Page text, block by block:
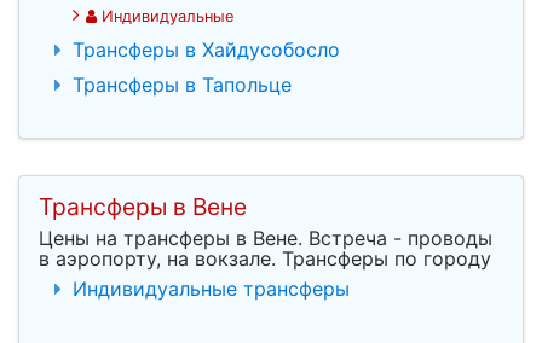
Индивидуальные
Трансферы в Хайдусобосло
Трансферы в Тапольце
Трансферы в Вене
Цены на трансферы в Вене. Встреча - проводы
в аэропорту, на вокзале. Трансферы по городу
Индивидуальные трансферы